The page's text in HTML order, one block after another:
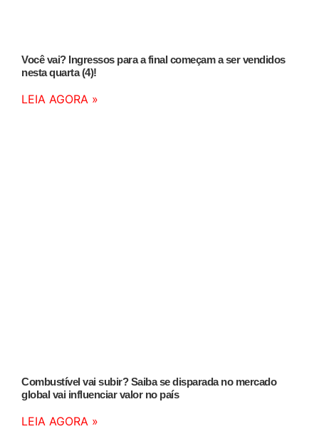
Você vai? Ingressos para a final começam a ser vendidos
nesta quarta (4)!
LEIA AGORA »
Combustível vai subir? Saiba se disparada no mercado
global vai influenciar valor no país
LEIA AGORA »